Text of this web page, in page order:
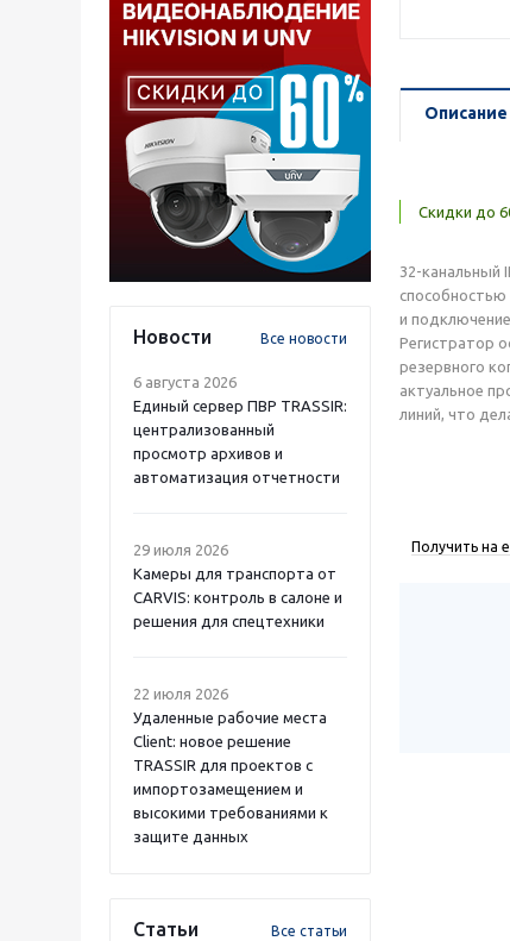
Новости Все новости
6 августа 2026
Единый сервер ПВР TRASSIR:
централизованный
просмотр архивов и
автоматизация отчетности
29 июля 2026
Камеры для транспорта от
CARVIS: контроль в салоне и
решения для спецтехники
22 июля 2026
Удаленные рабочие места
Client: новое решение
TRASSIR для проектов с
импортозамещением и
высокими требованиями к
защите данных
Статьи Все статьи
Описание
Скидки до
32-канальный
и
Регистратор
резервного
актуальное
линий, что
Получить на